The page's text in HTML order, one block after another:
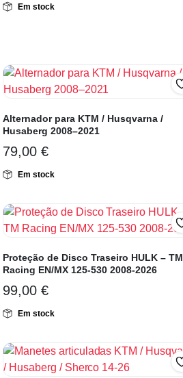
Em stock
Alternador para KTM / Husqvarna /
Husaberg 2008–2021
79,00 €
Em stock
Proteção de Disco Traseiro HULK – TM
Racing EN/MX 125-530 2008-2026
99,00 €
Em stock